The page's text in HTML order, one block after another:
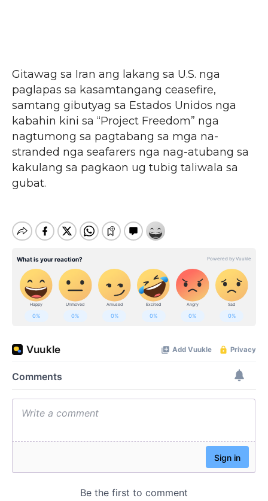
Gitawag sa Iran ang lakang sa U.S. nga
paglapas sa kasamtangang ceasefire,
samtang gibutyag sa Estados Unidos nga
kabahin kini sa “Project Freedom” nga
nagtumong sa pagtabang sa mga na-
stranded nga seafarers nga nag-atubang sa
kakulang sa pagkaon ug tubig taliwala sa
gubat.